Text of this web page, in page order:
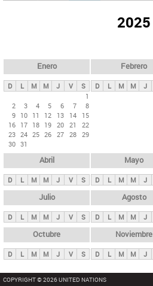
ds
p
n
c
i
p
l
e
s
2025
Enero
D L M M J V
S
1
2
3 4 5 6 7
8
9 10 11 12 13 14
15
16 17 18 19 20 21
22
23 24 25 26 27 28 29
30 31
Febrero
D L M M J
Abril
D L M M J V S
Mayo
D L M M J
Julio
D L M M J V S
Agosto
D L M M J
Octubre
D L M M J V S
Noviembre
D L M M J
COPYRIGHT © 2026 UNITED NATIONS